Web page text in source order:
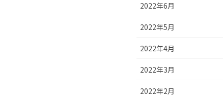
2022年6月
2022年5月
2022年4月
2022年3月
2022年2月